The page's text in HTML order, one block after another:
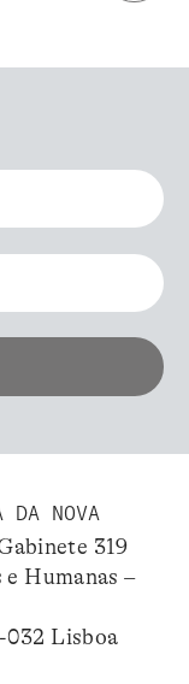
NOVA
319
Humanas –
032 Lisboa